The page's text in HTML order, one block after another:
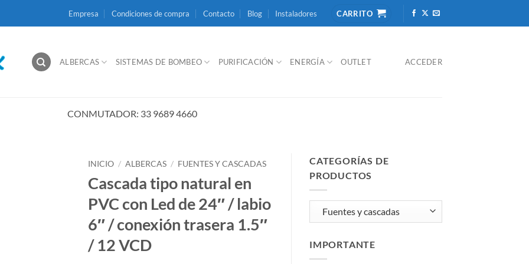
Empresa Condiciones de compra Contacto Blog Instaladores CARRITO
ALBERCAS SISTEMAS DE BOMBEO PURIFICACIÓN ENERGÍA OUTLET ACCEDER
CONMUTADOR: 33 9689 4660
INICIO / ALBERCAS / FUENTES Y CASCADAS
Cascada tipo natural en
PVC con Led de 24″ / labio
6″ / conexión trasera 1.5″
/ 12 VCD
CATEGORÍAS DE
PRODUCTOS
IMPORTANTE